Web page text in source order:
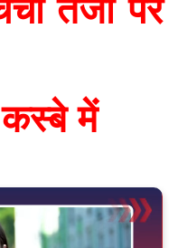
तेजी पर
कस्बे में